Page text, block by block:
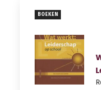
BOEKEN